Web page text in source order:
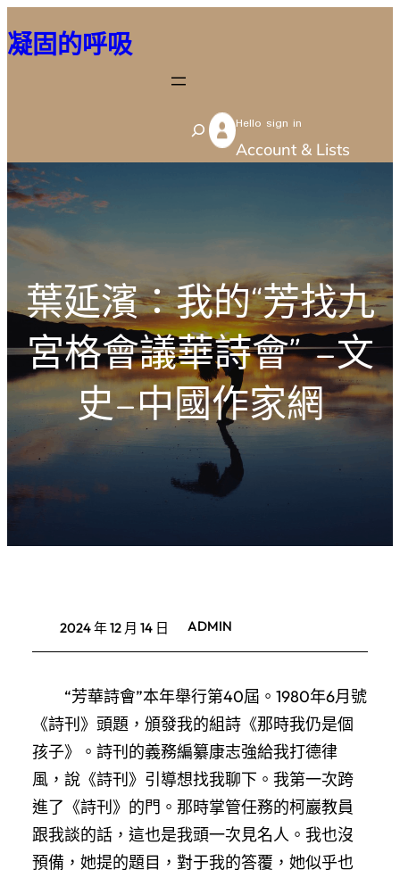
至
容
凝固的呼吸
S
e
Hello sign in
Account & Lists
葉延濱：我的“芳找九
宮格會議華詩會” –文
史–中國作家網
2024 年 12 月 14 日 ADMIN
“芳華詩會”本年舉行第40屆。1980年6月號
《詩刊》頭題，頒發我的組詩《那時我仍是個
孩子》。詩刊的義務編纂康志強給我打德律
風，說《詩刊》引導想找我聊下。我第一次跨
進了《詩刊》的門。那時掌管任務的柯巖教員
跟我談的話，這也是我頭一次見名人。我也沒
預備，她提的題目，對于我的答覆，她似乎也